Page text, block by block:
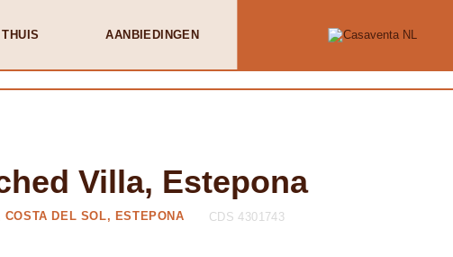
THUIS AANBIEDINGEN
Villa, Estepona
COSTA DEL SOL, ESTEPONA CDS 4301743